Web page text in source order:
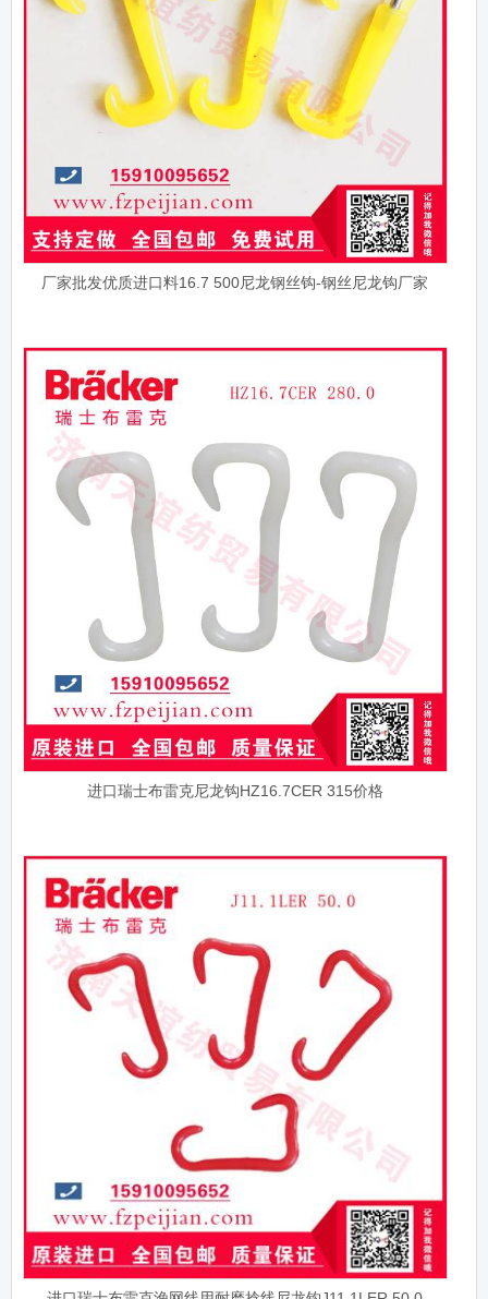
厂家批发优质进口料16.7 500尼龙钢丝钩-钢丝尼龙钩厂家
进口瑞士布雷克尼龙钩HZ16.7CER 315价格